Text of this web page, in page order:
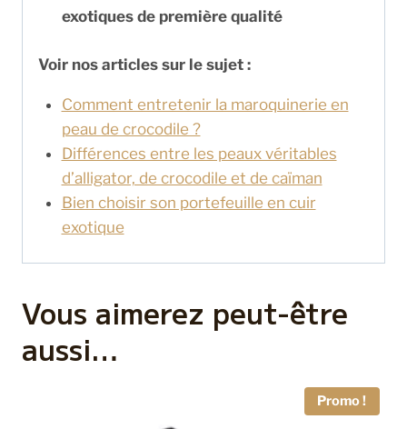
exotiques de première qualité
Voir nos articles sur le sujet :
Comment entretenir la maroquinerie en
peau de crocodile ?
Différences entre les peaux véritables
d’alligator, de crocodile et de caïman
Bien choisir son portefeuille en cuir
exotique
Vous aimerez peut-être
aussi…
Promo !